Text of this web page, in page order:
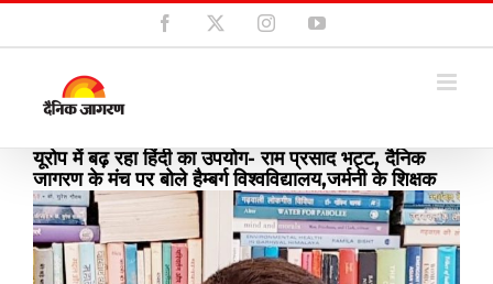
Skip
to
Facebook InstagramYouTube
यूरोप में बढ़ रहा हिंदी का उपयोग- राम प्रसाद भट्ट, दैनिक
जागरण के मंच पर बोले हैम्बर्ग विश्वविद्यालय,जर्मनी के शिक्षक
View
Larger
Image